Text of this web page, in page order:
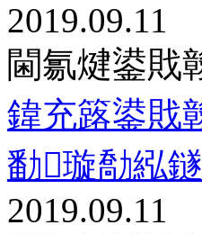
2019.09.11
閫氱煡鍙戝
鍏充簬鍙戝
勫璇勪紭
2019.09.11